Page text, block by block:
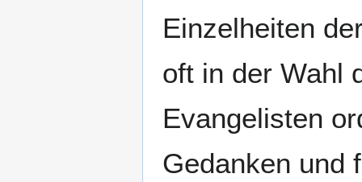
Einzelheiten
oft in der Wahl
Evangelisten
Gedanken und